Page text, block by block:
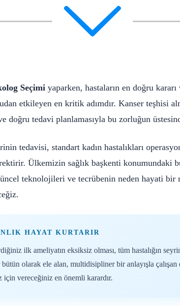
Seçimi yaparken, hastaların en doğru kararı
etkileyen en kritik adımdır. Kanser teşhisi
doğru tedavi planlamasıyla bu zorluğun
tedavisi, standart kadın hastalıkları
Ülkemizin sağlık başkenti konumundaki
teknolojileri ve tecrübenin neden hayati bir
HAYAT KURTARIR
ilk ameliyatın eksiksiz olması, tüm hastalığın
bütün olarak ele alan, multidisipliner bir anlayışla
için vereceğiniz en önemli karardır.